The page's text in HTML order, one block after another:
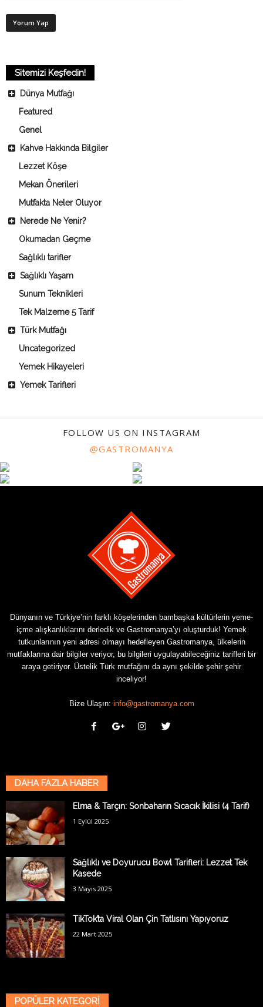
Sitemizi Keşfedin!
Dünya Mutfağı
Featured
Genel
Kahve Hakkında Bilgiler
Lezzet Köşe
Mekan Önerileri
Mutfakta Neler Oluyor
Nerede Ne Yenir?
Okumadan Geçme
Sağlıklı tarifler
Sağlıklı Yaşam
Sunum Teknikleri
Tek Malzeme 5 Tarif
Türk Mutfağı
Uncategorized
Yemek Hikayeleri
Yemek Tarifleri
FOLLOW US ON INSTAGRAM
@GASTROMANYA
Dünyanın ve Türkiye’nin farklı köşelerinden bambaşka kültürlerin yeme-
içme alışkanlıklarını derledik ve Gastromanya’yı oluşturduk! Yemek
tutkunlarının yeni adresi olmayı hedefleyen Gastromanya, ülkelerin
mutfaklarına dair bilgiler veriyor, bu bilgileri uygulayabileceğiniz tarifleri bir
araya getiriyor. Üstelik Türk mutfağını da aynı şekilde şehir şehir
inceliyor!
Bize Ulaşın: info@gastromanya.com
DAHA FAZLA HABER
Elma & Tarçın: Sonbaharın Sıcacık İkilisi (4 Tarif)
1 Eylül 2025
Sağlıklı ve Doyurucu Bowl Tarifleri: Lezzet Tek
Kasede
3 Mayıs 2025
TikTok’ta Viral Olan Çin Tatlısını Yapıyoruz
22 Mart 2025
POPÜLER KATEGORİ